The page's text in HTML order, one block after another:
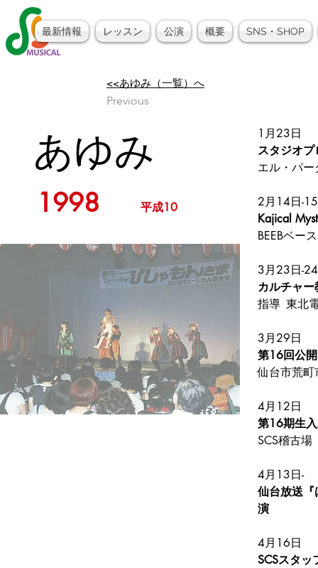
最新情報 レッスン 公演 概要 SNS・SHOP
<<あゆみ（一覧）へ
Previous
あゆみ
1998 平成10
1月23日
スタジオ
エル・パ
2月14日-
Kajical
BEEBベー
3月23日-
カルチャ
指導
3月29日
第16回公
仙台市荒
4月12日
第16期生
SCS稽古場
4月13日-
仙台放送
演
4月16日
SCSスタ